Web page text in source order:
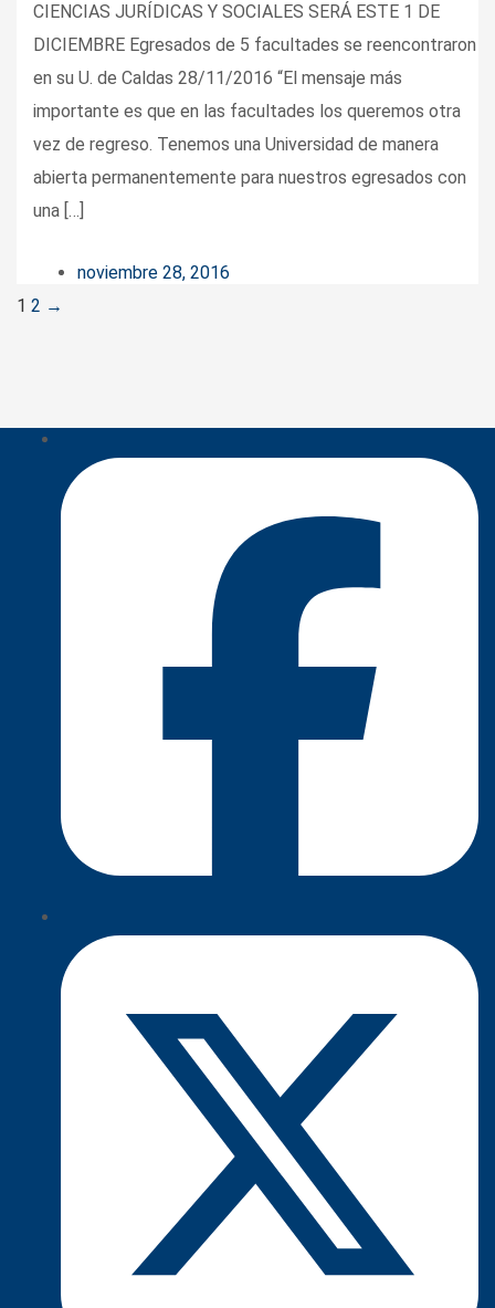
CIENCIAS JURÍDICAS Y SOCIALES SERÁ ESTE 1 DE
DICIEMBRE Egresados de 5 facultades se reencontraron
en su U. de Caldas 28/11/2016 “El mensaje más
importante es que en las facultades los queremos otra
vez de regreso. Tenemos una Universidad de manera
abierta permanentemente para nuestros egresados con
una […]
noviembre 28, 2016
Posts
1 2 →